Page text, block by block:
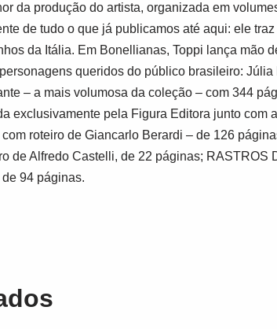
da produção do artista, organizada em
de tudo o que já publicamos até aqui: ele
da Itália. Em Bonellianas, Toppi lança mão
queridos do público brasileiro:
– a mais volumosa da coleção – com 344
exclusivamente pela Figura Editora junto com
roteiro de Giancarlo Berardi – de 126
de Alfredo Castelli, de 22 páginas; RASTROS
94 páginas.